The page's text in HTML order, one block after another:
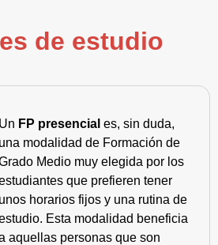
de estudio
Un FP presencial es, sin duda,
una modalidad de Formación de
Medio muy elegida por los
que prefieren tener
unos horarios fijos y una rutina de
Esta modalidad beneficia
aquellas personas que son